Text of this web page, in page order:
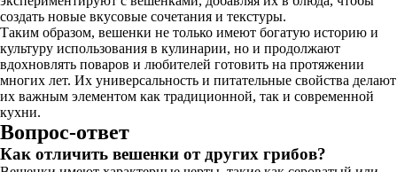
создать новые вкусовые сочетания и текстуры.
Таким образом, вешенки не только имеют богатую историю и
культуру использования в кулинарии, но и продолжают
вдохновлять поваров и любителей готовить на протяжении
многих лет. Их универсальность и питательные свойства делают
их важным элементом как традиционной, так и современной
кухни.
Вопрос-ответ
Как отличить вешенки от других грибов?